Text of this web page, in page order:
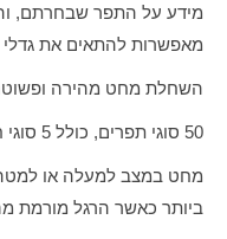
מידע על התפר שבחרתם,
מאפשרות להתאים את
השחלת מחט מהירה
50 סוגי תפרים, כולל 5 סוגי חור כפתור
מחט במצב למעלה או
ביותר כאשר הרגל מורמת